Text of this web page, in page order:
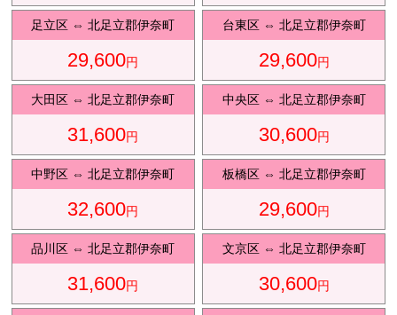
ディズニ
ー送迎
東
京
成
田
足立区 ⇔北足立郡伊奈町
29,600円
台東区⇔ 北足立郡伊奈町
29,600円
大田区 ⇔北足立郡伊奈町
31,600円
中央区⇔ 北足立郡伊奈町
30,600円
中野区 ⇔北足立郡伊奈町
32,600円
板橋区⇔ 北足立郡伊奈町
29,600円
品川区 ⇔北足立郡伊奈町
31,600円
文京区⇔ 北足立郡伊奈町
30,600円